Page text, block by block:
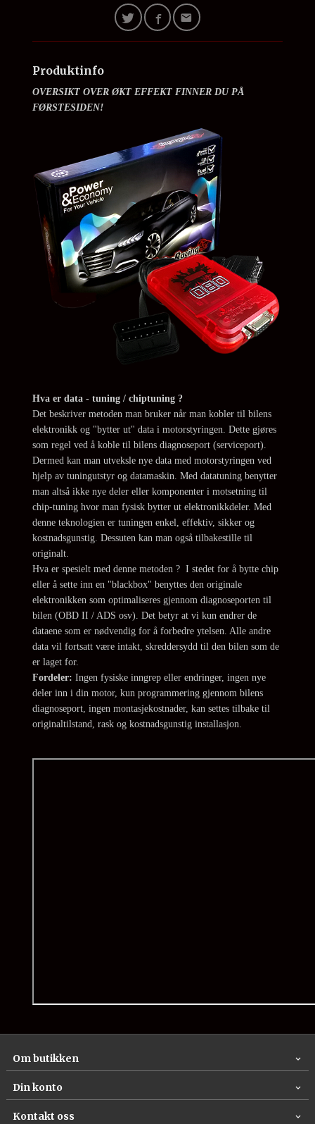
Produktinfo
OVERSIKT OVER ØKT EFFEKT FINNER DU PÅ
FØRSTESIDEN!
Hva er data - tuning / chiptuning ?
Det beskriver metoden man bruker når man kobler til bilens
elektronikk og "bytter ut" data i motorstyringen. Dette gjøres
som regel ved å koble til bilens diagnoseport (serviceport).
Dermed kan man utveksle nye data med motorstyringen ved
hjelp av tuningutstyr og datamaskin. Med datatuning benytter
man altså ikke nye deler eller komponenter i motsetning til
chip-tuning hvor man fysisk bytter ut elektronikkdeler. Med
denne teknologien er tuningen enkel, effektiv, sikker og
kostnadsgunstig. Dessuten kan man også tilbakestille til
originalt.
Hva er spesielt med denne metoden ? I stedet for å bytte chip
eller å sette inn en "blackbox" benyttes den originale
elektronikken som optimaliseres gjennom diagnoseporten til
bilen (OBD II / ADS osv). Det betyr at vi kun endrer de
dataene som er nødvendig for å forbedre ytelsen. Alle andre
data vil fortsatt være intakt, skreddersydd til den bilen som de
er laget for.
Fordeler: Ingen fysiske inngrep eller endringer, ingen nye
deler inn i din motor, kun programmering gjennom bilens
diagnoseport, ingen montasjekostnader, kan settes tilbake til
originaltilstand, rask og kostnadsgunstig installasjon.
Om butikken
Din konto
Kontakt oss